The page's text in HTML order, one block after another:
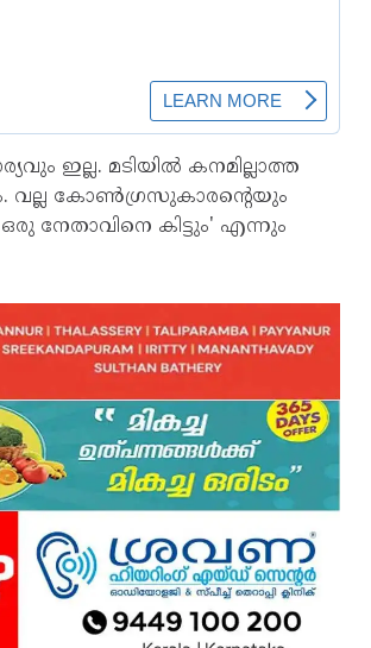
ഇല്ല. മടിയിൽ കനമില്ലാത്ത
വല്ല കോൺഗ്രസുകാരന്റെയും
നേതാവിനെ കിട്ടും' എന്നും